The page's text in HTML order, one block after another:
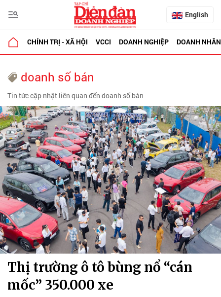
English
CHÍNH TRỊ - XÃ HỘI VCCI DOANH NGHIỆP DOANH NHÂN
doanh số bán
Tin tức cập nhật liên quan đến doanh số bán
Thị trường ô tô bùng nổ “cán
mốc” 350.000 xe